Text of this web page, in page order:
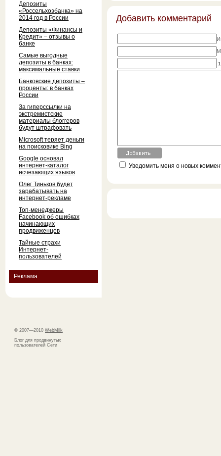
Депозиты
«Россельхозбанка» на
2014 год в России
Депозиты «Финансы и
Кредит» – отзывы о
банке
Самые выгодные
депозиты в банках:
максимальные ставки
Банковские депозиты –
проценты: в банках
России
За гиперссылки на
экстремистские
материалы блоггеров
будут штрафовать
Microsoft теряет деньги
на поисковике Bing
Google основал
интернет-каталог
исчезающих языков
Олег Тиньков будет
зарабатывать на
интернет-рекламе
Топ-менеджеры
Facebook об ошибках
начинающих
продвиженцев
Тайные страхи
Интернет-
пользователей
Реклама
© 2007—2010 WebMilk
Блог для продвинутых
пользователей Сети
Добавить комментарий
Уведомить меня о новых